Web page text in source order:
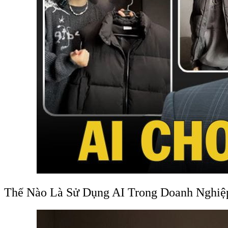
Thế Nào Là Sử Dụng AI Trong Doanh